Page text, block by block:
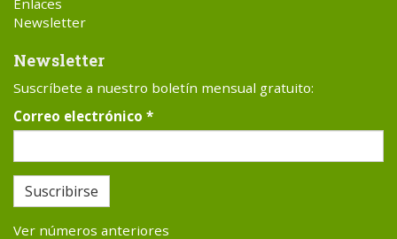
Enlaces
Newsletter
Newsletter
Suscríbete a nuestro boletín mensual gratuito:
Correo electrónico *
Suscribirse
Ver números anteriores